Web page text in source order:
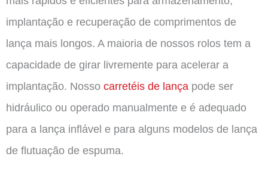
implantação e recuperação de comprimentos de
lança mais longos. A maioria de nossos rolos tem a
capacidade de girar livremente para acelerar a
implantação. Nosso carretéis de lança pode ser
hidráulico ou operado manualmente e é adequado
para a lança inflável e para alguns modelos de lança
de flutuação de espuma.